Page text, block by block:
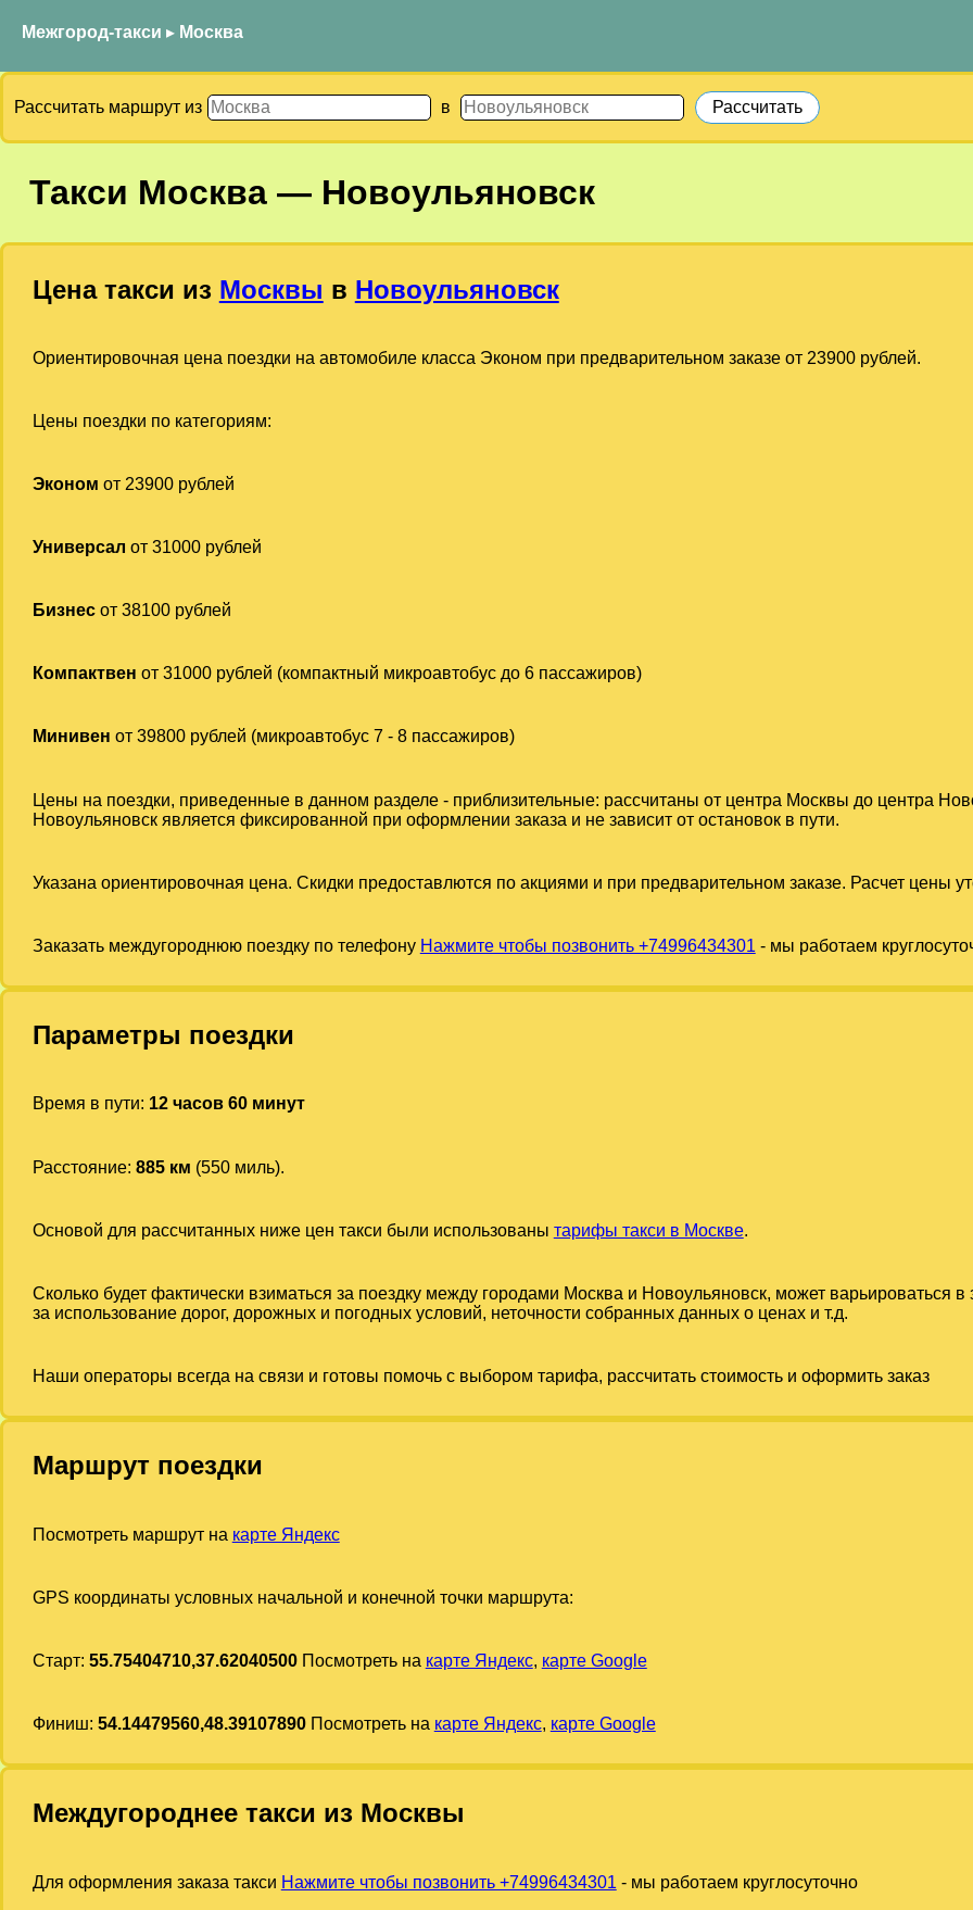
Межгород-такси ▸ Москва
Рассчитать маршрут из в
Такси Москва— Новоульяновск
Цена такси из Москвы в Новоульяновск
Ориентировочная цена поездки на автомобиле класса Эконом при предварительном заказе от 23900 рублей.
Цены поездки по категориям:
Эконом от 23900 рублей
Универсал от 31000 рублей
Бизнесот 38100 рублей
Компактвен от 31000 рублей (компактный микроавтобус до 6 пассажиров)
Минивен от 39800 рублей (микроавтобус 7 - 8 пассажиров)
Цены на поездки, приведенные в данном разделе - приблизительные: рассчитаны от центра Москвы до центра
Новоульяновск является фиксированной при оформлении заказа и не зависит от остановок в пути.
Указана ориентировочная цена. Скидки предоставлются по акциями и при предварительном заказе. Расчет цены
Заказать междугороднюю поездку по телефону Нажмите чтобы позвонить +74996434301 - мы работаем
Параметры поездки
Время в пути: 12 часов 60 минут
Расстояние: 885 км (550 миль).
Основой для рассчитанных ниже цен такси были использованы тарифы такси в Москве.
Сколько будет фактически взиматься за поездку между городами Москва и Новоульяновск, может варьироваться в
за использование дорог, дорожных и погодных условий, неточности собранных данных о ценах и т.д.
Наши операторы всегда на связи и готовы помочь с выбором тарифа, рассчитать стоимость и оформить заказ
Маршрут поездки
Посмотреть маршрут на карте Яндекс
GPS координаты условных начальной и конечной точки маршрута:
Старт: 55.75404710,37.62040500Посмотреть на карте Яндекс, карте Google
Финиш: 54.14479560,48.39107890Посмотреть на карте Яндекс, карте Google
Междугороднее такси из Москвы
Для оформления заказа такси Нажмите чтобы позвонить +74996434301 - мы работаем круглосуточно